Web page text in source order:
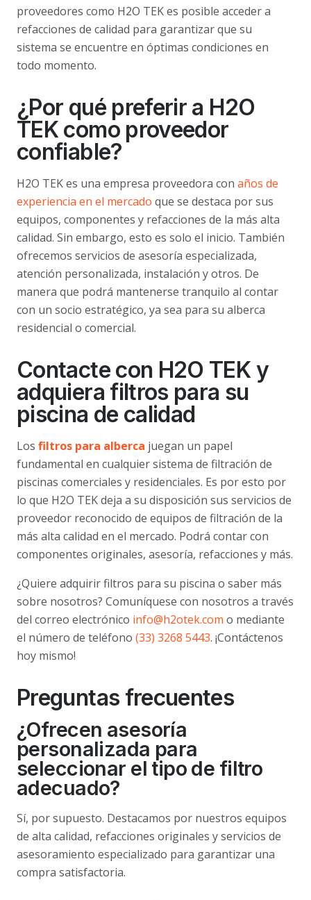
proveedores como H2O TEK es posible acceder a
refacciones de calidad para garantizar que su
sistema se encuentre en óptimas condiciones en
todo momento.
¿Por qué preferir a H2O
TEK como proveedor
confiable?
H2O TEK es una empresa proveedora con años de
experiencia en el mercado que se destaca por sus
equipos, componentes y refacciones de la más alta
calidad. Sin embargo, esto es solo el inicio. También
ofrecemos servicios de asesoría especializada,
atención personalizada, instalación y otros. De
manera que podrá mantenerse tranquilo al contar
con un socio estratégico, ya sea para su alberca
residencial o comercial.
Contacte con H2O TEK y
adquiera filtros para su
piscina de calidad
Los filtros para alberca juegan un papel
fundamental en cualquier sistema de filtración de
piscinas comerciales y residenciales. Es por esto por
lo que H2O TEK deja a su disposición sus servicios de
proveedor reconocido de equipos de filtración de la
más alta calidad en el mercado. Podrá contar con
componentes originales, asesoría, refacciones y más.
¿Quiere adquirir filtros para su piscina o saber más
sobre nosotros? Comuníquese con nosotros a través
del correo electrónico info@h2otek.com o mediante
el número de teléfono (33) 3268 5443. ¡Contáctenos
hoy mismo!
Preguntas frecuentes
¿Ofrecen asesoría
personalizada para
seleccionar el tipo de filtro
adecuado?
Sí, por supuesto. Destacamos por nuestros equipos
de alta calidad, refacciones originales y servicios de
asesoramiento especializado para garantizar una
compra satisfactoria.